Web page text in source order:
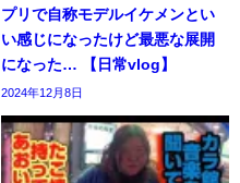
プリで自称モデルイケメンとい
い感じになったけど最悪な展開
になった… 【日常vlog】
2024年12月8日